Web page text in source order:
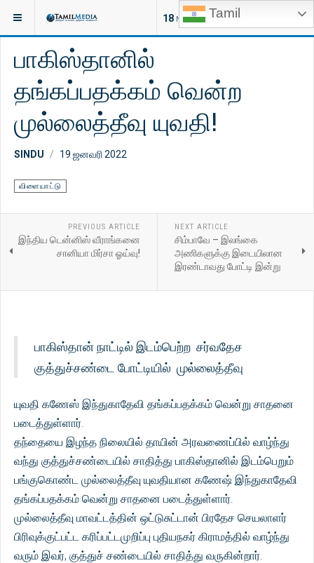
Tamil
18 NEW ARTICLES
இருக்குமிடம்: செய்திகள்
பாகிஸ்தானில்
தங்கப்பதக்கம் வென்ற
முல்லைத்தீவு யுவதி!
SINDU 19 ஜனவரி 2022
விளையாட்டு
PREVIOUS ARTICLE
இந்திய டென்னிஸ் வீராங்கனை
சானியா மிர்சா ஓய்வு!
NEXT ARTICLE
சிம்பாவே – இலங்கை
அணிகளுக்கு இடையிலான
இரண்டாவது போட்டி இன்று
பாகிஸ்தான் நாட்டில் இடம்பெற்ற சர்வதேச
குத்துச்சண்டை போட்டியில் முல்லைத்தீவு
யுவதி கணேஸ் இந்துகாதேவி தங்கப்பதக்கம் வென்று சாதனை
படைத்துள்ளார்.
தந்தையை இழந்த நிலையில் தாயின் அரவணைப்பில் வாழ்ந்து
வந்து குத்துச்சண்டையில் சாதித்து பாகிஸ்தானில் இடம்பெறும்
பங்குகொண்ட முல்லைத்தீவு யுவதியான கணேஷ் இந்துகாதேவி
தங்கப்பதக்கம் வென்று சாதனை படைத்துள்ளார்.
முல்லைத்தீவு மாவட்டத்தின் ஒட்டுசுட்டான் பிரதேச செயலாளர்
பிரிவுக்குட்பட்ட கரிப்பட்டமுறிப்பு புதியநகர் கிராமத்தில் வாழ்ந்து
வரும் இவர், குத்துச் சண்டையில் சாதித்து வருகின்றார்.